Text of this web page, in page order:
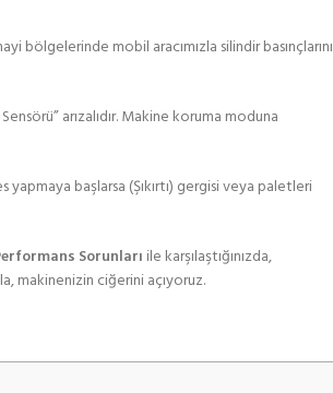
bölgelerinde mobil aracımızla silindir basınçlarını
arızalıdır. Makine koruma moduna
başlarsa (Şıkırtı) gergisi veya paletleri
Sorunları ile karşılaştığınızda,
makinenizin ciğerini açıyoruz.